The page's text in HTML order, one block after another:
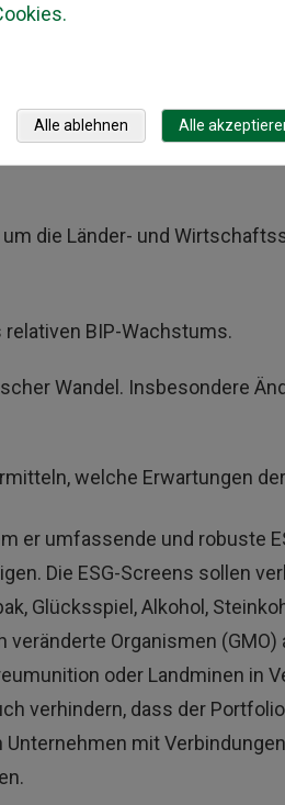
um die Länder- und
BIP-Wachstums.
Wandel. Insbesondere
welche Erwartungen
er umfassende und robuste
Die ESG-Screens sollen
Glücksspiel, Alkohol,
Organismen (GMO)
oder Landminen in
verhindern, dass der
mit
Alle
Alle ablehnen